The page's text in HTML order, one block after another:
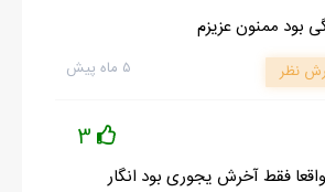
ناراحت یا ترسیده باشم.
از همین حالا میدونم چه بلایی قراره
بود ممنون عزیزم
۵ ماه پیش نظر
3
فقط آخرش یجوری بود انگار